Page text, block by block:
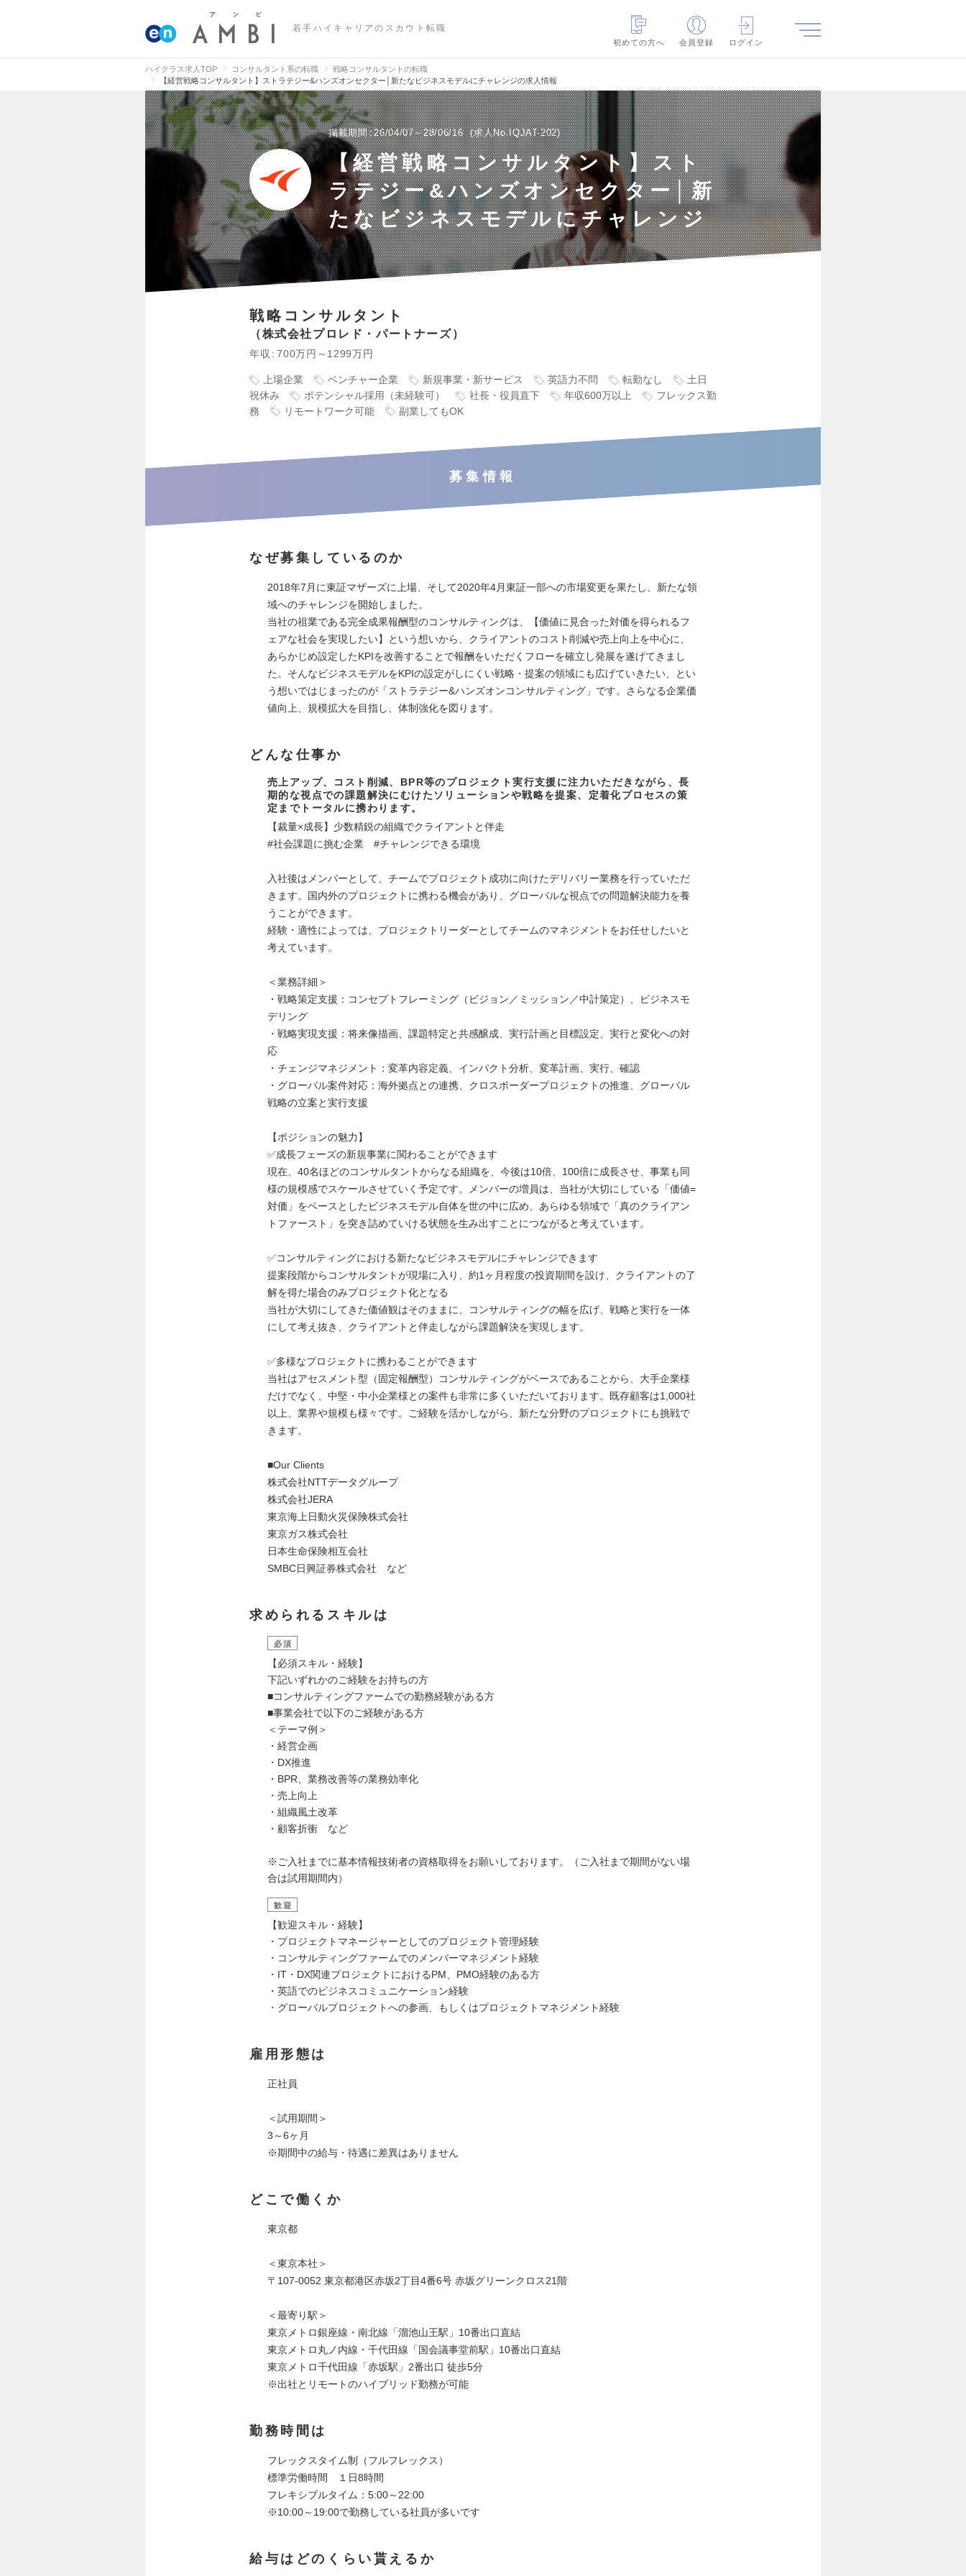
若手ハイキャリアのスカウト転職
初めての方へ
会員登録 ログイン
ハイクラス求人TOP コンサルタント系の転職
戦略コンサルタントの転職
【経営戦略コンサルタント】ストラテジー&ハンズオンセクター│新たなビジネスモデルにチャレンジの求人情報
掲載期間 26/04/07～28/06/16 求人No.IQJAT-202
【経営戦略コンサルタント】スト
ラテジー&ハンズオンセクター│新
たなビジネスモデルにチャレンジ
戦略コンサルタント
株式会社プロレド・パートナーズ
年収 700万円～1299万円
上場企業 ベンチャー企業 新規事業・新サービス 英語力不問 転勤なし
土日
祝休み
ポテンシャル採用（未経験可） 社長・役員直下 年収600万以上
フレックス勤
務
リモートワーク可能 副業してもOK
募集情報
なぜ募集しているのか
2018年7月に東証マザーズに上場、そして2020年4月東証一部への市場変更を果たし、新たな領
域へのチャレンジを開始しました。
当社の祖業である完全成果報酬型のコンサルティングは、【価値に見合った対価を得られるフ
ェアな社会を実現したい】という想いから、クライアントのコスト削減や売上向上を中心に、
あらかじめ設定したKPIを改善することで報酬をいただくフローを確立し発展を遂げてきまし
た。そんなビジネスモデルをKPIの設定がしにくい戦略・提案の領域にも広げていきたい、とい
う想いではじまったのが「ストラテジー&ハンズオンコンサルティング」です。さらなる企業価
値向上、規模拡大を目指し、体制強化を図ります。
どんな仕事か
売上アップ、コスト削減、BPR等のプロジェクト実行支援に注力いただきながら、長
期的な視点での課題解決にむけたソリューションや戦略を提案、定着化プロセスの策
定までトータルに携わります。
【裁量×成長】少数精鋭の組織でクライアントと伴走
#社会課題に挑む企業 #チャレンジできる環境
入社後はメンバーとして、チームでプロジェクト成功に向けたデリバリー業務を行っていただ
きます。国内外のプロジェクトに携わる機会があり、グローバルな視点での問題解決能力を養
うことができます。
経験・適性によっては、プロジェクトリーダーとしてチームのマネジメントをお任せしたいと
考えています。
＜業務詳細＞
・戦略策定支援：コンセプトフレーミング（ビジョン／ミッション／中計策定）、ビジネスモ
デリング
・戦略実現支援：将来像描画、課題特定と共感醸成、実行計画と目標設定、実行と変化への対
応
・チェンジマネジメント：変革内容定義、インパクト分析、変革計画、実行、確認
・グローバル案件対応：海外拠点との連携、クロスボーダープロジェクトの推進、グローバル
戦略の立案と実行支援
【ポジションの魅力】
✅成長フェーズの新規事業に関わることができます
現在、40名ほどのコンサルタントからなる組織を、今後は10倍、100倍に成長させ、事業も同
様の規模感でスケールさせていく予定です。メンバーの増員は、当社が大切にしている「価値=
対価」をベースとしたビジネスモデル自体を世の中に広め、あらゆる領域で「真のクライアン
トファースト」を突き詰めていける状態を生み出すことにつながると考えています。
✅コンサルティングにおける新たなビジネスモデルにチャレンジできます
提案段階からコンサルタントが現場に入り、約1ヶ月程度の投資期間を設け、クライアントの了
解を得た場合のみプロジェクト化となる
当社が大切にしてきた価値観はそのままに、コンサルティングの幅を広げ、戦略と実行を一体
にして考え抜き、クライアントと伴走しながら課題解決を実現します。
✅多様なプロジェクトに携わることができます
当社はアセスメント型（固定報酬型）コンサルティングがベースであることから、大手企業様
だけでなく、中堅・中小企業様との案件も非常に多くいただいております。既存顧客は1,000社
以上、業界や規模も様々です。ご経験を活かしながら、新たな分野のプロジェクトにも挑戦で
きます。
■Our Clients
株式会社NTTデータグループ
株式会社JERA
東京海上日動火災保険株式会社
東京ガス株式会社
日本生命保険相互会社
SMBC日興証券株式会社 など
求められるスキルは
必須
【必須スキル・経験】
下記いずれかのご経験をお持ちの方
■コンサルティングファームでの勤務経験がある方
■事業会社で以下のご経験がある方
＜テーマ例＞
・経営企画
・DX推進
・BPR、業務改善等の業務効率化
・売上向上
・組織風土改革
・顧客折衝 など
※ご入社までに基本情報技術者の資格取得をお願いしております。（ご入社まで期間がない場
合は試用期間内）
歓迎
【歓迎スキル・経験】
・プロジェクトマネージャーとしてのプロジェクト管理経験
・コンサルティングファームでのメンバーマネジメント経験
・IT・DX関連プロジェクトにおけるPM、PMO経験のある方
・英語でのビジネスコミュニケーション経験
・グローバルプロジェクトへの参画、もしくはプロジェクトマネジメント経験
雇用形態は
正社員
＜試用期間＞
3～6ヶ月
※期間中の給与・待遇に差異はありません
どこで働くか
東京都
＜東京本社＞
〒107-0052 東京都港区赤坂2丁目4番6号 赤坂グリーンクロス21階
＜最寄り駅＞
東京メトロ銀座線・南北線「溜池山王駅」10番出口直結
東京メトロ丸ノ内線・千代田線「国会議事堂前駅」10番出口直結
東京メトロ千代田線「赤坂駅」2番出口 徒歩5分
※出社とリモートのハイブリッド勤務が可能
勤務時間は
フレックスタイム制（フルフレックス）
標準労働時間 １日8時間
フレキシブルタイム：5:00～22:00
※10:00～19:00で勤務している社員が多いです
給与はどのくらい貰えるか